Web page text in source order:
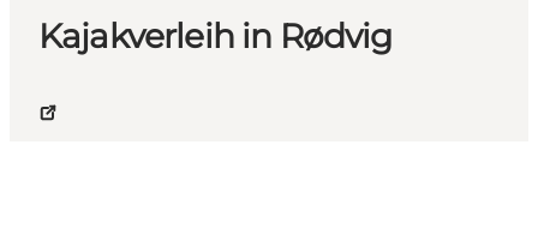
Erlebnisse
Unterkünfte
Reiseplanung
Kajakverleih in Rødvig